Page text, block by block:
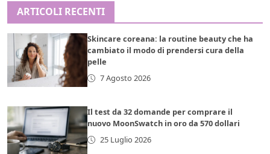
ARTICOLI RECENTI
Skincare coreana: la routine beauty che ha
cambiato il modo di prendersi cura della
pelle
7 Agosto 2026
Il test da 32 domande per comprare il
nuovo MoonSwatch in oro da 570 dollari
25 Luglio 2026